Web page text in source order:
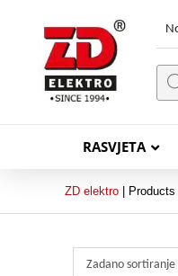
RASVJETA
PVC VODIČI
ZD elektro Products